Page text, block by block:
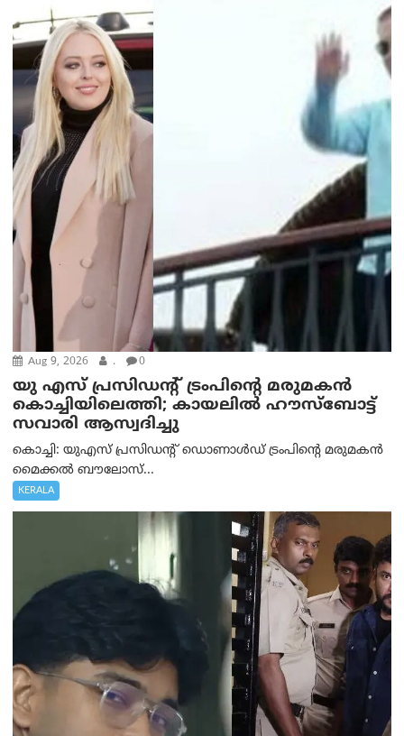
Aug 9, 2026 . 0
യു എസ് പ്രസിഡന്റ് ട്രംപിന്റെ മരുമകൻ
കൊച്ചിയിലെത്തി; കായലിൽ ഹൗസ്ബോട്ട്
സവാരി ആസ്വദിച്ചു
കൊച്ചി: യുഎസ് പ്രസിഡന്റ് ഡൊണാൾഡ് ട്രംപിന്റെ മരുമകൻ
മൈക്കൽ ബൗലോസ്...
KERALA